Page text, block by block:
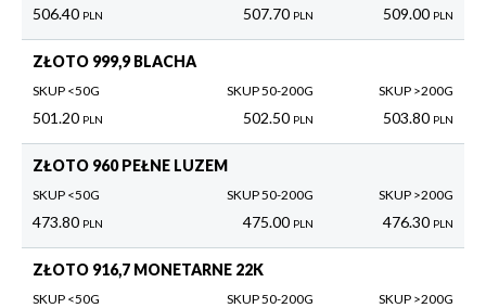
506.40 PLN 507.70 PLN 509.00 PLN
ZŁOTO 999,9 BLACHA
SKUP <50G
501.20 PLN
SKUP 50-200G
502.50 PLN
SKUP >200G
503.80 PLN
ZŁOTO 960 PEŁNE LUZEM
SKUP <50G
473.80 PLN
SKUP 50-200G
475.00 PLN
SKUP >200G
476.30 PLN
ZŁOTO 916,7 MONETARNE 22K
SKUP <50G SKUP 50-200G SKUP >200G